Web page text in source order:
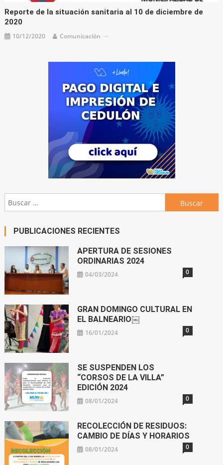
Reporte de la situación sanitaria al 10 de diciembre de
2020
10/12/2020 Comunicación
Buscar:
PUBLICACIONES RECIENTES
APERTURA DE SESIONES
ORDINARIAS 2024
04/03/2024 0
GRAN DOMINGO CULTURAL EN
EL BALNEARIO￼
16/01/2024 0
SE SUSPENDEN LOS
“CORSOS DE LA VILLA”
EDICIÓN 2024
08/01/2024 0
RECOLECCIÓN DE RESIDUOS:
CAMBIO DE DÍAS Y HORARIOS
08/01/2024 0